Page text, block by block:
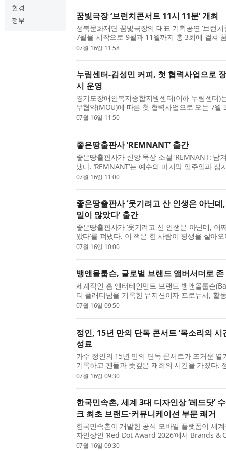
환경
정부
꿈빛극장 ‘브런치콘서트 11시 11분’ 개최
성북문화재단 꿈빛극장의 대표 기획공연 ‘브런치
7월을 시작으로 9월과 11월까지 총 3회에 걸쳐
이번 공연은 문화체육관광부와 성북구가 주최하
07월 16일 11:58
누림센터-김성민 커피, 첫 협력사업으로
시 운영
경기도장애인복지종합지원센터(이하 누림센터)
무협약(MOU)에 따른 첫 협력사업으로 오는 7월
그라운드 블루점에서 장애인 미술작가 김형수
07월 16일 11:50
좋은땅출판사 ‘REMNANT’ 출간
좋은땅출판사가 신앙 묵상 소설 ‘REMNANT: 남
냈다. ‘REMNANT’는 예수의 마지막 일주일과
식으로 되살려낸 작품이다. 성경 속 인물들의 시
07월 16일 11:00
좋은땅출판사 ‘웃기려고 산 인생은 아닌
일이 많았다’ 출간
좋은땅출판사가 ‘웃기려고 산 인생은 아닌데, 어
았다’를 펴냈다. 이 책은 한 사람이 평생을 살아
기고, 때로는 아찔했던 순간들을 담담하고 솔직
07월 16일 10:00
뱅앤올룹슨, 글로벌 브랜드 앰버서더로
세계적인 홈 엔터테인먼트 브랜드 뱅앤올룹슨
티 플래티넘을 기록한 뮤지션이자 프로듀서, 활
미상, 오스카상, 토니상을 모두 수상한 ‘EGOT’
07월 16일 09:50
정인, 15년 만의 단독 콘서트 ‘목소리의 시
성료
가수 정인의 15년 만의 단독 콘서트가 뜨거운 열
기록하고 팬들과 뜻깊은 재회의 시간을 가졌다.
강서구에 위치한 스카이아트홀에서 단독 콘서트
07월 16일 09:30
한국민속촌, 세계 3대 디자인상 ‘레드닷’
크 최초 브랜드·커뮤니케이션 부문 쾌거
한국민속촌이 개발한 공식 모바일 플랫폼이 세
자인상인 ‘Red Dot Award 2026’에서 Brands
Design 부문 Winner에 선정되며 브랜드 경험과
07월 16일 09:30